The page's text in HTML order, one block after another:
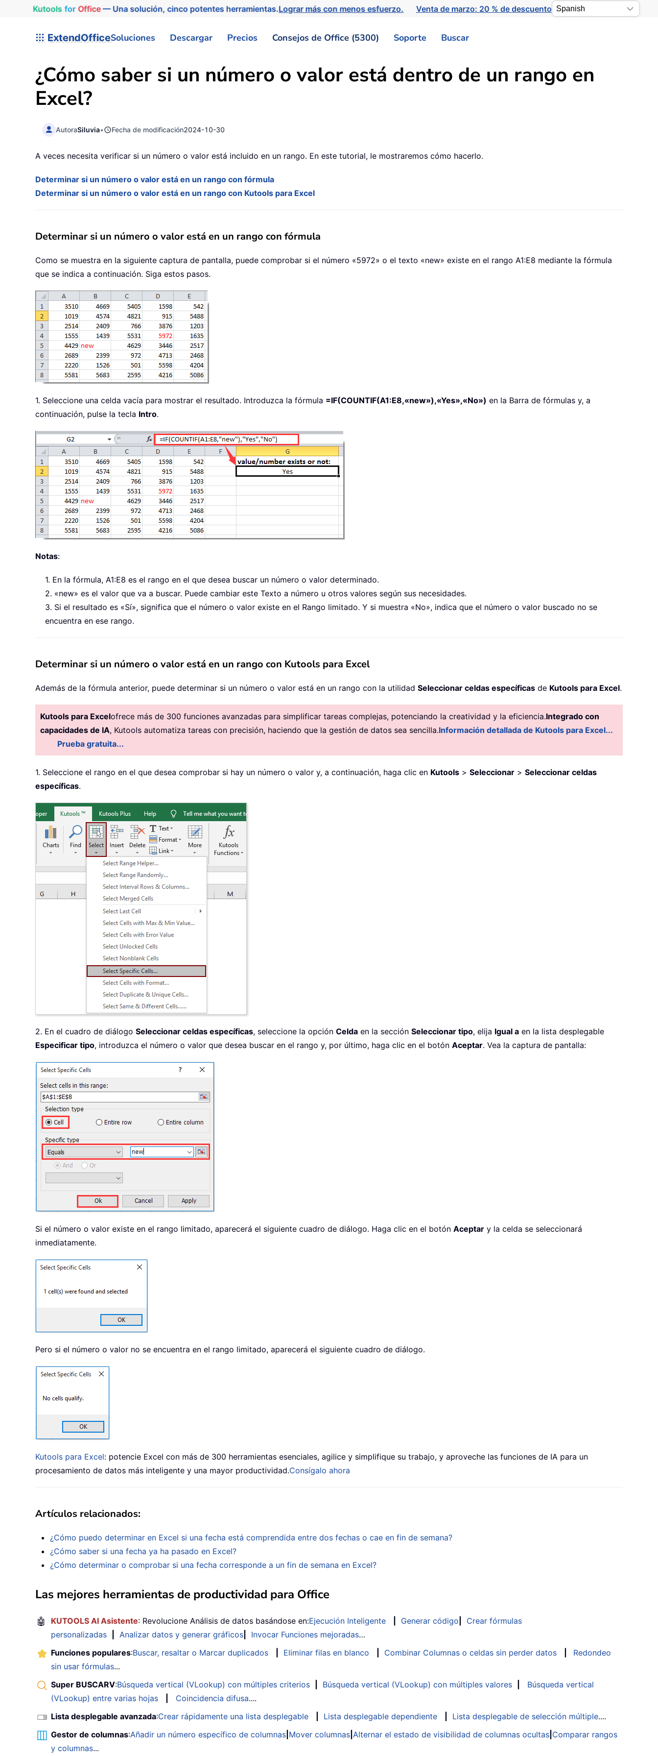
Kutools for Office— Una solución, cinco potentes herramientas.Lograr más con menos esfuerzo. Venta de marzo: 20 % de descuento
ExtendOfficeSoluciones Descargar Precios Consejos de Office (5300) Soporte Buscar
¿Cómo saber si un número o valor está dentro de un rango en
Excel?
AutoraSiluvia• Fecha de modificación2024-10-30
A veces necesita verificar si un número o valor está incluido en un rango. En este tutorial, le mostraremos cómo hacerlo.
Determinar si un número o valor está en un rango con fórmula
Determinar si un número o valor está en un rango con Kutools para Excel
Determinar si un número o valor está en un rango con fórmula
Como se muestra en la siguiente captura de pantalla, puede comprobar si el número «5972» o el texto «new» existe en el rango A1:E8 mediante la fórmula
que se indica a continuación. Siga estos pasos.
1. Seleccione una celda vacía para mostrar el resultado. Introduzca la fórmula =IF(COUNTIF(A1:E8,«new»),«Yes»,«No») en la Barra de fórmulas y, a
continuación, pulse la tecla Intro.
Notas:
1. En la fórmula, A1:E8 es el rango en el que desea buscar un número o valor determinado.
2. «new» es el valor que va a buscar. Puede cambiar este Texto a número u otros valores según sus necesidades.
3. Si el resultado es «Sí», significa que el número o valor existe en el Rango limitado. Y si muestra «No», indica que el número o valor buscado no se
encuentra en ese rango.
Determinar si un número o valor está en un rango con Kutools para Excel
Además de la fórmula anterior, puede determinar si un número o valor está en un rango con la utilidad Seleccionar celdas específicas de Kutools para Excel.
Kutools para Excelofrece más de 300 funciones avanzadas para simplificar tareas complejas, potenciando la creatividad y la eficiencia.Integrado con
capacidades de IA, Kutools automatiza tareas con precisión, haciendo que la gestión de datos sea sencilla.Información detallada de Kutools para Excel...
Prueba gratuita...
1. Seleccione el rango en el que desea comprobar si hay un número o valor y, a continuación, haga clic en Kutools > Seleccionar > Seleccionar celdas
específicas.
2. En el cuadro de diálogo Seleccionar celdas específicas, seleccione la opción Celda en la sección Seleccionar tipo, elija Igual a en la lista desplegable
Especificar tipo, introduzca el número o valor que desea buscar en el rango y, por último, haga clic en el botón Aceptar. Vea la captura de pantalla:
Si el número o valor existe en el rango limitado, aparecerá el siguiente cuadro de diálogo. Haga clic en el botón Aceptar y la celda se seleccionará
inmediatamente.
Pero si el número o valor no se encuentra en el rango limitado, aparecerá el siguiente cuadro de diálogo.
Kutools para Excel: potencie Excel con más de 300 herramientas esenciales, agilice y simplifique su trabajo, y aproveche las funciones de IA para un
procesamiento de datos más inteligente y una mayor productividad.Consígalo ahora
Artículos relacionados:
¿Cómo puedo determinar en Excel si una fecha está comprendida entre dos fechas o cae en fin de semana?
¿Cómo saber si una fecha ya ha pasado en Excel?
¿Cómo determinar o comprobar si una fecha corresponde a un fin de semana en Excel?
Las mejores herramientas de productividad para Office
🤖 KUTOOLS AI Asistente: Revolucione Análisis de datos basándose en:Ejecución Inteligente Generar código
Crear fórmulas
personalizadas
Analizar datos y generar gráficos Invocar Funciones mejoradas…
Funciones populares:Buscar, resaltar o Marcar duplicados Eliminar filas en blanco Combinar Columnas o celdas sin perder datos
Redondeo
sin usar fórmulas...
Super BUSCARV:Búsqueda vertical (VLookup) con múltiples criterios Búsqueda vertical (VLookup) con múltiples valores
Búsqueda vertical
(VLookup) entre varias hojas
Coincidencia difusa....
Lista desplegable avanzada:Crear rápidamente una lista desplegable Lista desplegable dependiente Lista desplegable de selección múltiple....
Gestor de columnas:Añadir un número específico de columnas Mover columnas Alternar el estado de visibilidad de columnas ocultas Comparar rangos
y columnas...